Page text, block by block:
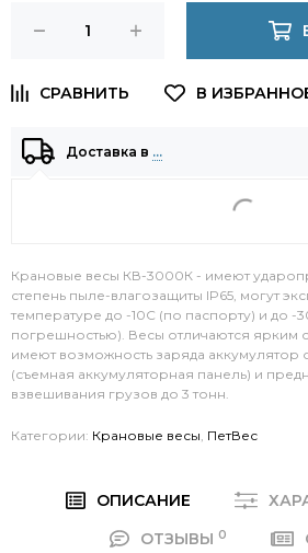
Доставка в …
Крановые весы КВ-3000К - имеют
степень пыле-влагозащиты IP65, могут
температуре до -10С (по паспорту) и до -
погрешностью). Весы отличаются ярким
имеют возможность заряда аккумулятор
(съемная аккумуляторная панель) и
взвешивания грузов до 3 тонн.
Категории: Крановые весы, ПетВес
ОПИСАНИЕ
ОТЗЫВЫ 0